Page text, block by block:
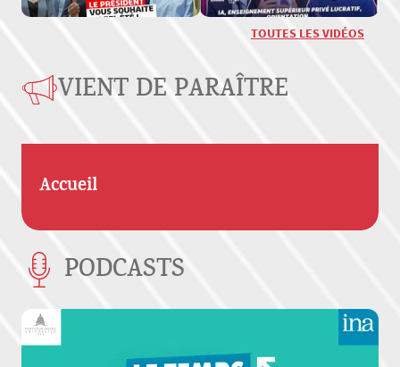
TOUTES LES VIDÉOS
VIENT DE PARAÎTRE
Accueil
PODCASTS